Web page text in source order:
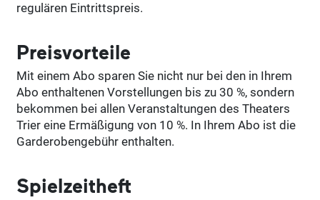
regulären Eintrittspreis.
Preisvorteile
Mit einem Abo sparen Sie nicht nur bei den in Ihrem
Abo enthaltenen Vorstellungen bis zu 30 %, sondern
bekommen bei allen Veranstaltungen des Theaters
Trier eine Ermäßigung von 10 %. In Ihrem Abo ist die
Garderobengebühr enthalten.
Spielzeitheft